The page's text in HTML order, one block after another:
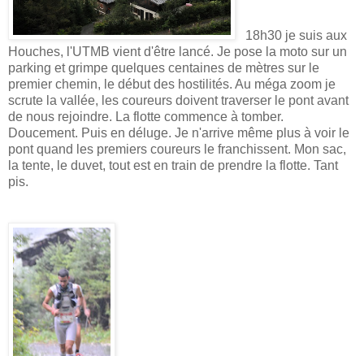
18h30 je suis aux
Houches, l'UTMB vient d'être lancé. Je pose la moto sur un
parking et grimpe quelques centaines de mètres sur le
premier chemin, le début des hostilités. Au méga zoom je
scrute la vallée, les coureurs doivent traverser le pont avant
de nous rejoindre. La flotte commence à tomber.
Doucement. Puis en déluge. Je n'arrive même plus à voir le
pont quand les premiers coureurs le franchissent. Mon sac,
la tente, le duvet, tout est en train de prendre la flotte. Tant
pis.